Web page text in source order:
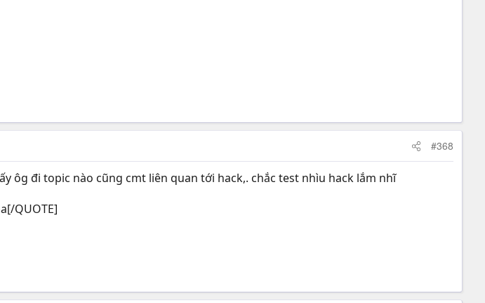
#368
ôg đi topic nào cũng cmt liên quan tới hack,. chắc test nhìu hack lắm nhĩ
QUOTE]